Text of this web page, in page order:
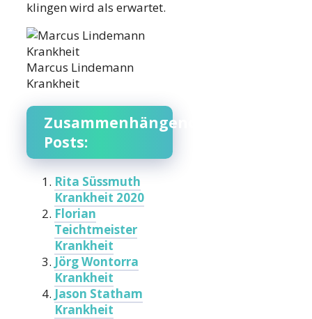
klingen wird als erwartet.
Marcus Lindemann
Krankheit
Zusammenhängende
Posts:
Rita Süssmuth
Krankheit 2020
Florian
Teichtmeister
Krankheit
Jörg Wontorra
Krankheit
Jason Statham
Krankheit